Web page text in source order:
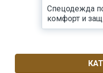
Спецодежда
комфорт и